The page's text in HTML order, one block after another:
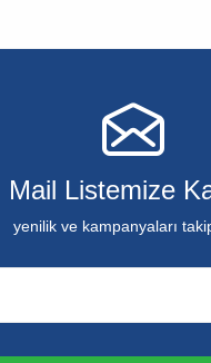
Mail Listemize
yenilik ve kampanyaları